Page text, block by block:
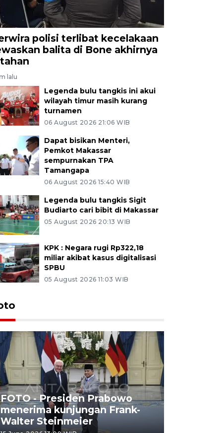
polisi terlibat kecelakaan
balita di Bone akhirnya
lalu
Legenda bulu tangkis ini akui
wilayah timur masih kurang
turnamen
06 August 2026 21:06 WIB
Dapat bisikan Menteri,
Pemkot Makassar
sempurnakan TPA
Tamangapa
06 August 2026 15:40 WIB
Legenda bulu tangkis Sigit
Budiarto cari bibit di Makassar
05 August 2026 20:13 WIB
KPK : Negara rugi Rp322,18
miliar akibat kasus digitalisasi
SPBU
05 August 2026 11:03 WIB
FOTO - Presiden Prabowo
menerima kunjungan Frank-
Walter Steinmeier